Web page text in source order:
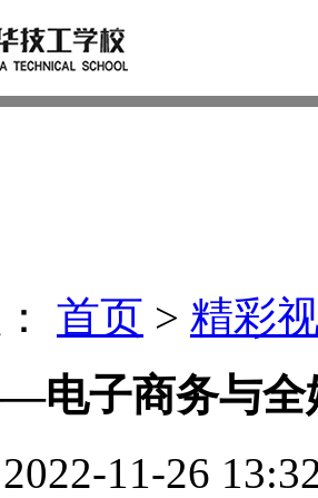
首页 > 精彩
电子商务与全
11-26